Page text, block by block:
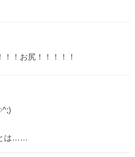
！お尻！！！！！
は……